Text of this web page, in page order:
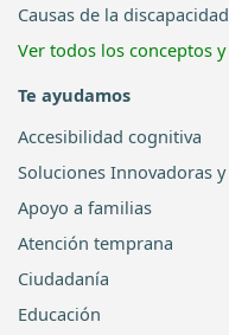
Causas de la
Ver todos los conceptos
Te ayudamos
Accesibilidad cognitiva
Soluciones Innovadoras
Apoyo a familias
Atención temprana
Ciudadanía
Educación